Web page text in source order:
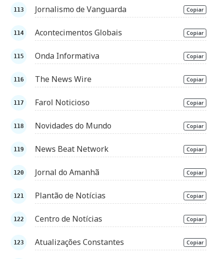
Jornalismo de Vanguarda Copiar
Acontecimentos Globais Copiar
Onda Informativa Copiar
The News Wire Copiar
Farol Noticioso Copiar
Novidades do Mundo Copiar
News Beat Network Copiar
Jornal do Amanhã Copiar
Plantão de Notícias Copiar
Centro de Notícias Copiar
Atualizações Constantes Copiar